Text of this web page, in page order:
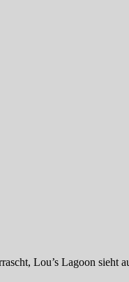
Lou’s Lagoon sieht